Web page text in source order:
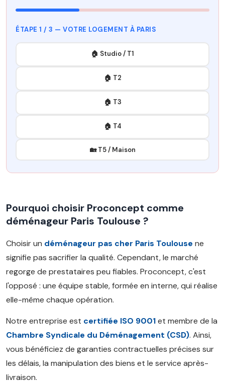
ÉTAPE 1 / 3 — VOTRE LOGEMENT À PARIS
🏠 Studio / T1
🏠 T2
🏠 T3
🏠 T4
🏡 T5 / Maison
Pourquoi choisir Proconcept comme
déménageur Paris Toulouse ?
Choisir un déménageur pas cher Paris Toulouse ne
signifie pas sacrifier la qualité. Cependant, le marché
regorge de prestataires peu fiables. Proconcept, c'est
l'opposé : une équipe stable, formée en interne, qui réalise
elle-même chaque opération.
Notre entreprise est certifiée ISO 9001et membre de la
Chambre Syndicale du Déménagement (CSD). Ainsi,
vous bénéficiez de garanties contractuelles précises sur
les délais, la manipulation des biens et le service après-
livraison.